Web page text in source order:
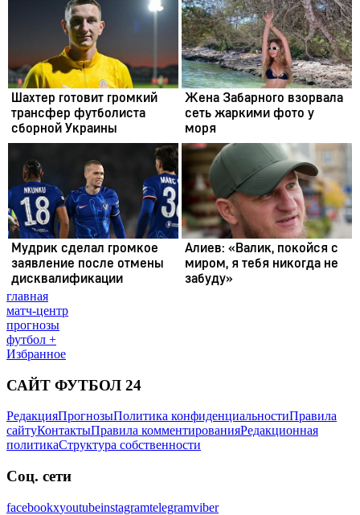
главная
матч-центр
прогнозы
футбол +
Избранное
САЙТ ФУТБОЛ 24
РедакцияПрогнозыПолитика конфиденциальностиПравила
сайтуКонтактыПравила комментированияРедакционная
политикаСтруктура собственности
Соц. сети
facebookxyoutubeinstagramtelegramviber